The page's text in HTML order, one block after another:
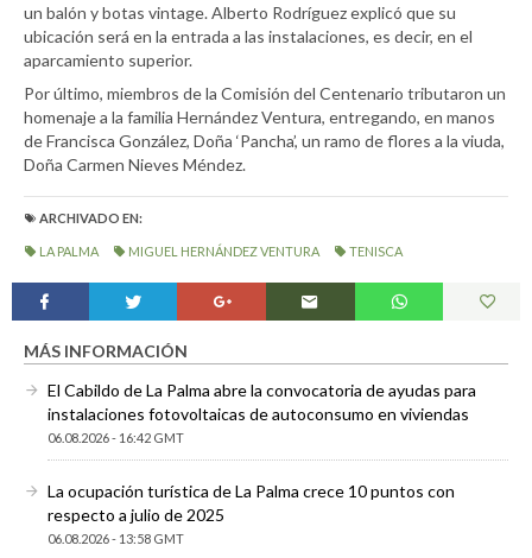
un balón y botas vintage. Alberto Rodríguez explicó que su
ubicación será en la entrada a las instalaciones, es decir, en el
aparcamiento superior.
Por último, miembros de la Comisión del Centenario tributaron un
homenaje a la familia Hernández Ventura, entregando, en manos
de Francisca González, Doña ‘Pancha’, un ramo de flores a la viuda,
Doña Carmen Nieves Méndez.
ARCHIVADO EN:
LA PALMA MIGUEL HERNÁNDEZ VENTURA TENISCA
MÁS INFORMACIÓN
El Cabildo de La Palma abre la convocatoria de ayudas para
instalaciones fotovoltaicas de autoconsumo en viviendas
06.08.2026 - 16:42 GMT
La ocupación turística de La Palma crece 10 puntos con
respecto a julio de 2025
06.08.2026 - 13:58 GMT